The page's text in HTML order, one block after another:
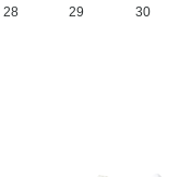
28 29 30